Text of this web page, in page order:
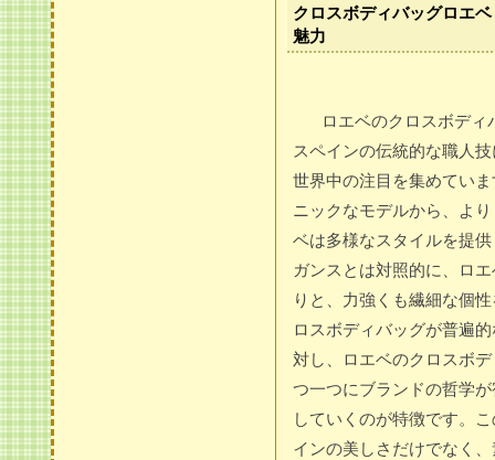
クロスボディバッグロエ
魅力
ロエベのクロスボデ
スペインの伝統的な職人
世界中の注目を集めてい
ニックなモデルから、よ
ベは多様なスタイルを提
ガンスとは対照的に、ロ
りと、力強くも繊細な個
ロスボディバッグが普遍
対し、ロエベのクロスボ
つ一つにブランドの哲学
していくのが特徴です。
インの美しさだけでなく